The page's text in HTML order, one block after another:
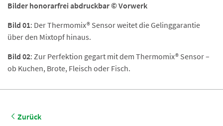
Bilder honorarfrei abdruckbar © Vorwerk
Bild 01: Der Thermomix® Sensor weitet die Gelinggarantie
über den Mixtopf hinaus.
Bild 02: Zur Perfektion gegart mit dem Thermomix® Sensor –
ob Kuchen, Brote, Fleisch oder Fisch.
Zurück